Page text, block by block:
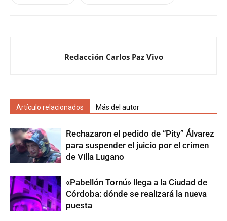
Redacción Carlos Paz Vivo
Artículo relacionados Más del autor
Rechazaron el pedido de “Pity” Álvarez
para suspender el juicio por el crimen
de Villa Lugano
«Pabellón Tornú» llega a la Ciudad de
Córdoba: dónde se realizará la nueva
puesta